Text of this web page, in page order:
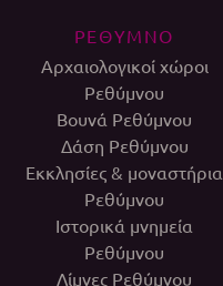
ΡΕΘΥΜΝΟ
Αρχαιολογικοί χώροι
Ρεθύμνου
Βουνά Ρεθύμνου
Δάση Ρεθύμνου
Εκκλησίες & μοναστήρια
Ρεθύμνου
Ιστορικά μνημεία
Ρεθύμνου
Λίμνες Ρεθύμνου